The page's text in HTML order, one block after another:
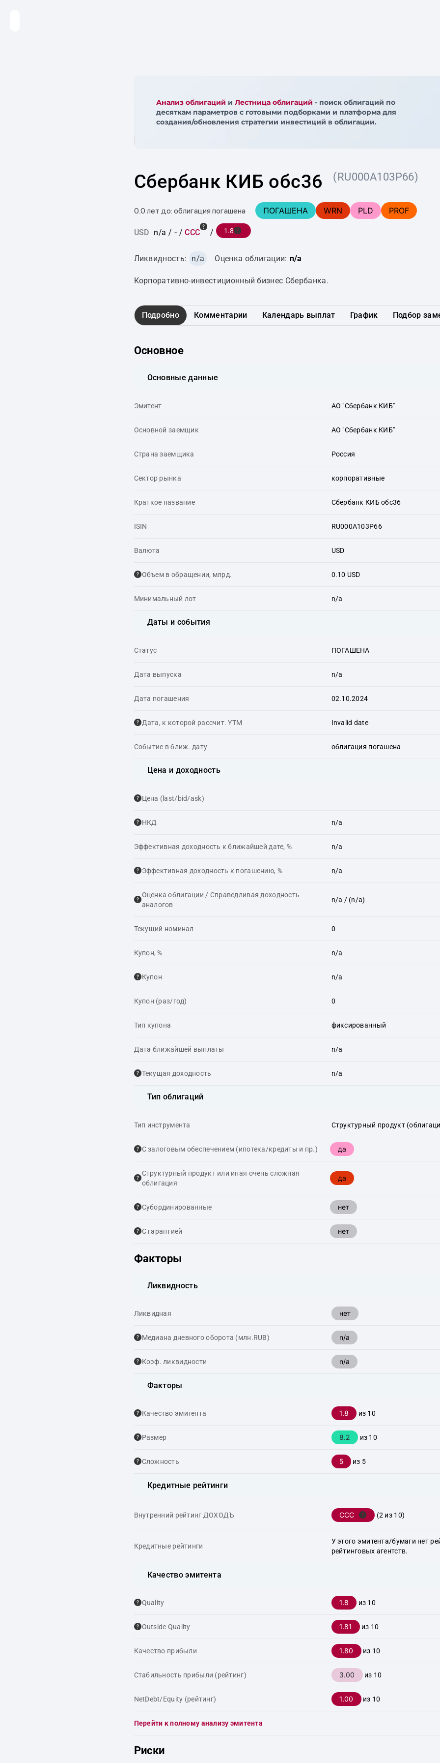
Анализ облигаций и Лестница облигаций - поиск облигаций по
десяткам параметров с готовыми подборками и платформа для
создания/обновления стратегии инвестиций в облигации.
Сбербанк КИБ обс36 (RU000A103P66)
0.0 лет до: облигация погашена ПОГАШЕНА WRN PLD PROF
USD n/a / - / CCC / 1.8
Ликвидность: n/a Оценка облигации: n/a
Корпоративно-инвестиционный бизнес Сбербанка.
Подробно Комментарии Календарь выплат График Подбор
Основное
Основные данные
Эмитент АО "Сбербанк КИБ"
Основной заемщик АО "Сбербанк КИБ"
Страна заемщика Россия
Сектор рынка корпоративные
Краткое название Сбербанк КИБ обс36
ISIN RU000A103P66
Валюта USD
Объем в обращении, млрд. 0.10 USD
Минимальный лот n/a
Даты и события
Статус ПОГАШЕНА
Дата выпуска n/a
Дата погашения 02.10.2024
Дата, к которой рассчит. YTM Invalid date
Событие в ближ. дату облигация погашена
Цена и доходность
Цена (last/bid/ask)
НКД n/a
Эффективная доходность к ближайшей дате, % n/a
Эффективная доходность к погашению, % n/a
Оценка облигации / Справедливая доходность
аналогов
n/a / (n/a)
Текущий номинал 0
Купон, % n/a
Купон n/a
Купон (раз/год) 0
Тип купона фиксированный
Дата ближайшей выплаты n/a
Текущая доходность n/a
Тип облигаций
Тип инструмента Структурный продукт
С залоговым обеспечением (ипотека/кредиты и пр.) да
Структурный продукт или иная очень сложная
облигация
да
Cубординированные нет
С гарантией нет
Факторы
Ликвидность
Ликвидная нет
Медиана дневного оборота (млн.RUB) n/a
Коэф. ликвидности n/a
Факторы
Качество эмитента 1.8 из 10
Размер 8.2 из 10
Сложность 5 из 5
Кредитные рейтинги
Внутренний рейтинг ДОХОДЪ CCC (2 из 10)
Кредитные рейтинги
У этого эмитента/бумаги нет
рейтинговых агентств.
Качество эмитента
Quality 1.8 из 10
Outside Quality 1.81 из 10
Качество прибыли 1.80 из 10
Стабильность прибыли (рейтинг) 3.00 из 10
NetDebt/Equity (рейтинг) 1.00 из 10
Перейти к полному анализу эмитента
Риски